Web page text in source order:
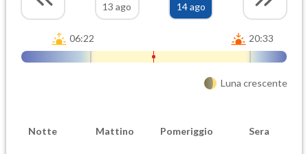
13 ago
14 ago
06:22 20:33
Luna crescente
Notte Mattino Pomeriggio Sera